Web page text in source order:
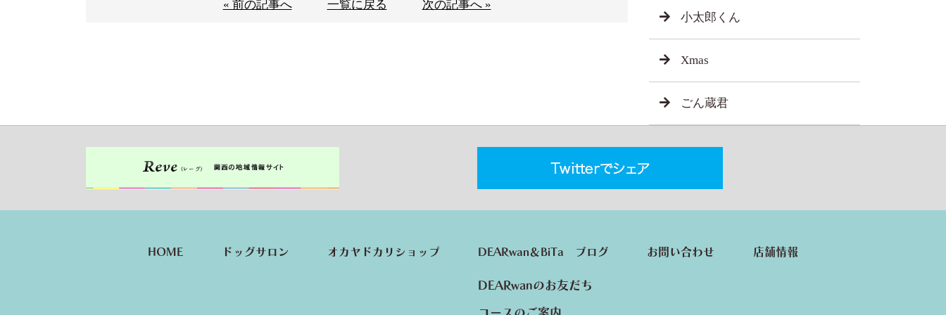
« 前の記事へ 一覧に戻る
次の記事へ »
小太郎くん
Xmas
ごん蔵君
HOME ドッグサロン オカヤドカリショップ DEARwan＆BiTa ブログ
DEARwanのお友だち
お問い合わせ 店舗情報